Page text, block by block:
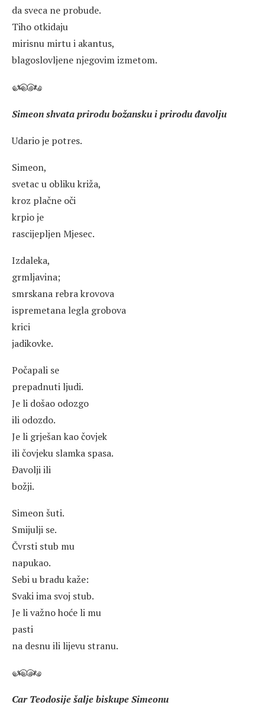
da sveca ne probude.
Tiho otkidaju
mirisnu mirtu i akantus,
blagoslovljene njegovim izmetom.
Simeon shvata prirodu božansku i prirodu đavolju
Udario je potres.
Simeon,
svetac u obliku križa,
kroz plačne oči
krpio je
rascijepljen Mjesec.
Izdaleka,
grmljavina;
smrskana rebra krovova
ispremetana legla grobova
krici
jadikovke.
Počapali se
prepadnuti ljudi.
Je li došao odozgo
ili odozdo.
Je li grješan kao čovjek
ili čovjeku slamka spasa.
Đavolji ili
božji.
Simeon šuti.
Smijulji se.
Čvrsti stub mu
napukao.
Sebi u bradu kaže:
Svaki ima svoj stub.
Je li važno hoće li mu
pasti
na desnu ili lijevu stranu.
Car Teodosije šalje biskupe Simeonu